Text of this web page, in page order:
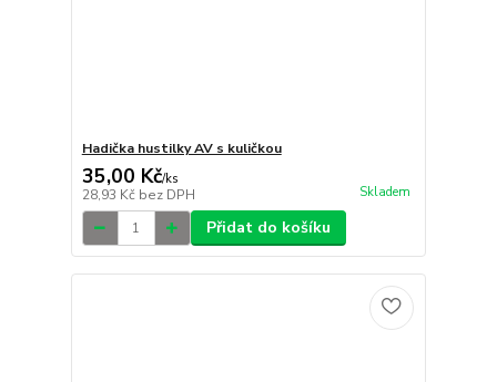
Hadička hustilky AV s kuličkou
35,00 Kč/ks
28,93 Kč bez DPH Skladem
Přidat do košíku